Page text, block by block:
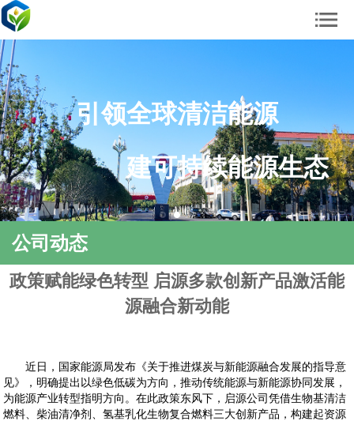
引领全球清洁能源
建可持续能源生态
公司动态
政策赋能绿色转型 启源多款创新产品激活能
源融合新动能
近日，国家能源局发布《关于推进煤炭与新能源融合发展的指导意
见》，明确提出以绿色低碳为方向，推动传统能源与新能源协同发展，
为能源产业转型指明方向。在此政策东风下，启源公司凭借生物基清洁
燃料、柴油清净剂、氢基乳化生物复合燃料三大创新产品，构建起资源